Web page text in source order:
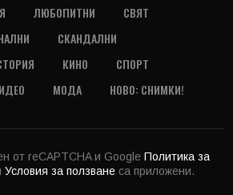
ЛЮБОПИТНИ
СВЯТ
СКАНДАЛНИ
КИНО
СПОРТ
МОДА
НОВО: СНИМКИ!
от reCAPTCHA и Google Политика за
Условия за ползване са приложени.